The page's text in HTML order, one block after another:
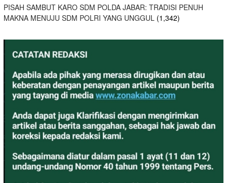
PISAH SAMBUT KARO SDM POLDA JABAR: TRADISI PENUH
MAKNA MENUJU SDM POLRI YANG UNGGUL (1,342)